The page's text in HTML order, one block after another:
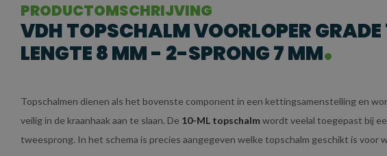
PRODUCTOMSCHRIJVING
VDH TOPSCHALM VOORLOPER
LENGTE 8 MM - 2-SPRONG 7 MM
Topschalmen dienen als het bovenste component in een kettingsamenstelling en
veilig in de kraanhaak aan te slaan. De 10-ML topschalmwordt veelal toegepast bij
tweesprong. In het schema is precies aangegeven welke topschalm geschikt is